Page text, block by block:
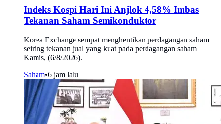
Indeks Kospi Hari Ini Anjlok 4,58% Imbas
Tekanan Saham Semikonduktor
Korea Exchange sempat menghentikan perdagangan saham
seiring tekanan jual yang kuat pada perdagangan saham
Kamis, (6/8/2026).
Saham•6 jam lalu